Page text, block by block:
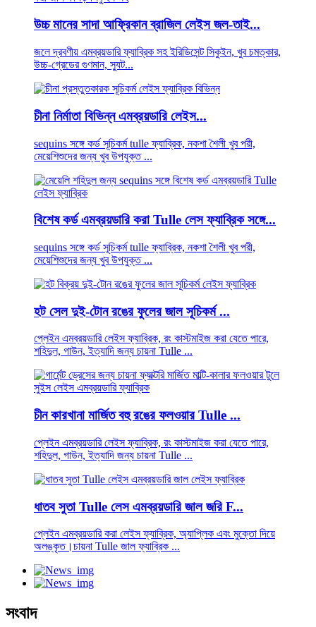
উচ্চ মানের সাদা আফ্রিকান ব্রাজিল লেইস জল-তাই...
জলে দ্রবণীয় এমব্রয়ডারি ফ্যাব্রিক সহ ইরিডিসেন্ট সিকুইন, খুব চমত্কার,
উচ্চ-গ্রেডের গুণমান, স্যুট...
চীনা নির্মাতা বিভিন্ন এমব্রয়ডারি লেইস...
sequins সঙ্গে কর্ড সূচিকর্ম tulle ফ্যাব্রিক, নকশা শৈলী খুব পরী,
মেয়েশিশুদের জন্য খুব উপযুক্ত ...
বিশেষ কর্ড এমব্রয়ডারি করা Tulle লেস ফ্যাব্রিক সঙ্গে...
sequins সঙ্গে কর্ড সূচিকর্ম tulle ফ্যাব্রিক, নকশা শৈলী খুব পরী,
মেয়েশিশুদের জন্য খুব উপযুক্ত ...
হট সেল দুই-টোন রঙের ফুলের জাল সূচিকর্ম ...
প্লেইন এমব্রয়ডারি লেইস ফ্যাব্রিক, রং কাস্টমাইজ করা যেতে পারে,
শহিদুল, গাউন, ইত্যাদি জন্য চায়না Tulle ...
চীন কারখানা মার্জিত বহু রঙের ফলওয়ার Tulle ...
প্লেইন এমব্রয়ডারি লেইস ফ্যাব্রিক, রং কাস্টমাইজ করা যেতে পারে,
শহিদুল, গাউন, ইত্যাদি জন্য চায়না Tulle ...
ধাতব সুতা Tulle লেস এমব্রয়ডারি জাল জরি F...
প্লেইন এমব্রয়ডারি করা লেইস ফ্যাব্রিক, অ্যাপ্লিক এবং মুক্তো দিয়ে
অলঙ্কৃত।চায়না Tulle জাল ফ্যাব্রিক ...
সংবাদ